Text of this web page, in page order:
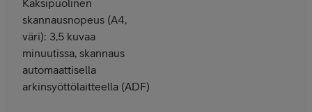
skannausnopeus (A4,
väri): 3,5 kuvaa
minuutissa, skannaus
automaattisella
arkinsyöttölaitteella (ADF)